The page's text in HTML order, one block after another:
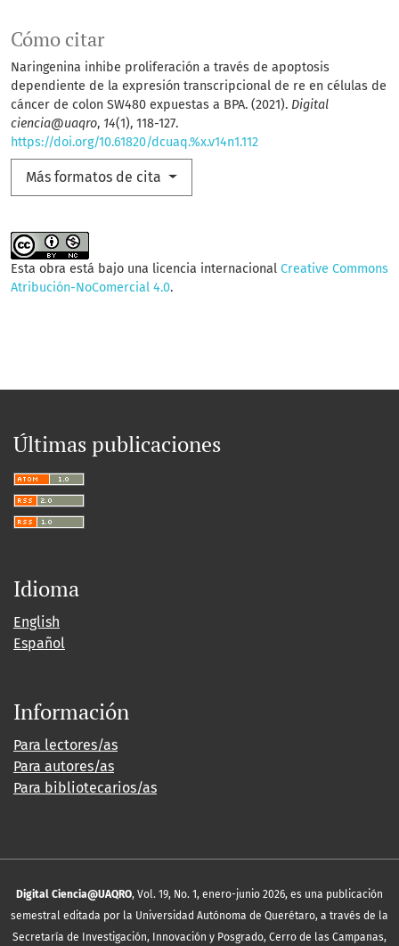
Cómo citar
Naringenina inhibe proliferación a través de apoptosis
dependiente de la expresión transcripcional de re en células de
cáncer de colon SW480 expuestas a BPA. (2021). Digital
ciencia@uaqro, 14(1), 118-127.
https://doi.org/10.61820/dcuaq.%x.v14n1.112
Más formatos de cita
Esta obra está bajo una licencia internacional Creative Commons
Atribución-NoComercial 4.0.
Últimas publicaciones
Idioma
English
Español
Información
Para lectores/as
Para autores/as
Para bibliotecarios/as
Digital Ciencia@UAQRO, Vol. 19, No. 1, enero-junio 2026, es una publicación
semestral editada por la Universidad Autónoma de Querétaro, a través de la
Secretaría de Investigación, Innovación y Posgrado, Cerro de las Campanas,